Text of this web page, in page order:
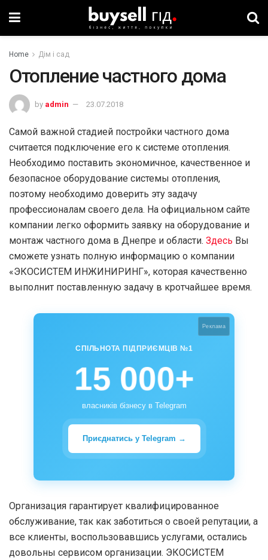
Home Дім і сад
Отопление частного дома
by admin 23.07.2018
Самой важной стадией постройки частного дома
считается подключение его к системе отопления.
Необходимо поставить экономичное, качественное и
безопасное оборудование системы отопления,
поэтому необходимо доверить эту задачу
профессионалам своего дела. На официальном сайте
компании легко оформить заявку на оборудование и
монтаж частного дома в Днепре и области. Здесь Вы
сможете узнать полную информацию о компании
«ЭКОСИСТЕМ ИНЖИНИРИНГ», которая качественно
выполнит поставленную задачу в кротчайшее время.
Реклама
СПІЛЬНОТА ПІДПРИЄМЦІВ №1
15 000+
власників бізнесу в Telegram
Приєднатись у Telegram →
Организация гарантирует квалифицированное
обслуживание, так как заботиться о своей репутации, а
все клиенты, воспользовавшись услугами, остались
довольны сервисом организации. ЭКОСИСТЕМ